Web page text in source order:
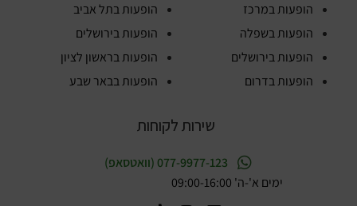
הופעות במרכז
הופעות בשפלה
הופעות בירושלים
הופעות בדרום
הופעות בתל אביב
הופעות בירושלים
הופעות בראשון לציון
הופעות בבאר שבע
שירות לקוחות
077-9977-123 (וואטסאפ)
ימים א'-ה' 09:00-16:00